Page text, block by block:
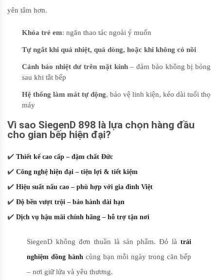
yên tâm hơn.
Khóa trẻ em: ngăn thao tác ngoài ý muốn
Tự ngắt khi quá nhiệt, quá dòng, hoặc khi không có nồi
Cảnh báo nhiệt dư trên mặt kính– đảm bảo không bị bỏng
sau khi tắt bếp
Hệ thống làm mát tự động, bảo vệ linh kiện, kéo dài tuổi thọ
máy
Vì sao SiegenD 898 là lựa chọn hàng đầu
cho gian bếp hiện đại?
✔️ Thiết kế cao cấp – đậm chất Đức
✔️ Công nghệ hiện đại – tiện lợi & tiết kiệm
✔️ Hiệu suất nấu cao – phù hợp với gia đình Việt
✔️ Độ bền vượt trội – bảo hành dài hạn
✔️ Dịch vụ hậu mãi chính hãng – hỗ trợ tận nơi
SiegenD không đơn thuần là sản phẩm. Đó là trải
nghiệm đồng hành cùng bạn mỗi ngày trong căn bếp
– nơi giữ lửa và yêu thương.